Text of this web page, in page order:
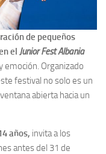
de pequeños
el Junior Fest Albania
emoción. Organizado
festival no solo es un
abierta hacia un
años, invita a los
antes del 31 de